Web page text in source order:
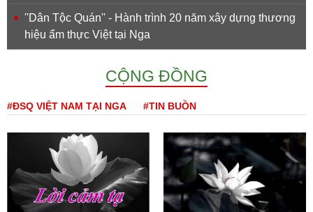
''Dân Tộc Quán'' - Hành trình 20 năm xây dựng thương
hiệu ẩm thực Việt tại Nga
CỘNG ĐỒNG
#ĐSQ VIỆT NAM TẠI NGA #TIN BUỒN